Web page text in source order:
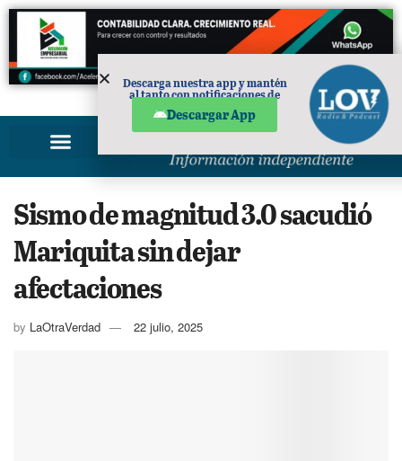
PUBLICIDAD
Sismo de magnitud 3.0 sacudió
Mariquita sin dejar
afectaciones
by LaOtraVerdad 22 julio, 2025
Descarga nuestra app y mantén
al tanto con notificaciones de
Descargar App